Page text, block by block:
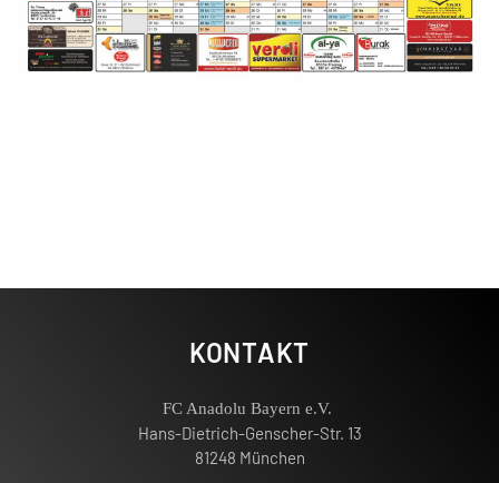
KONTAKT
FC Anadolu Bayern e.V.
Hans-Dietrich-Genscher-Str. 13
81248 München